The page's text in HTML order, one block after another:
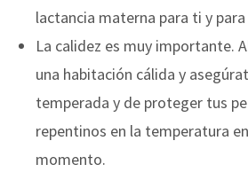
lactancia materna para ti y
La calidez es muy importante.
una habitación cálida y
temperada y de proteger tus
repentinos en la temperatura
momento.